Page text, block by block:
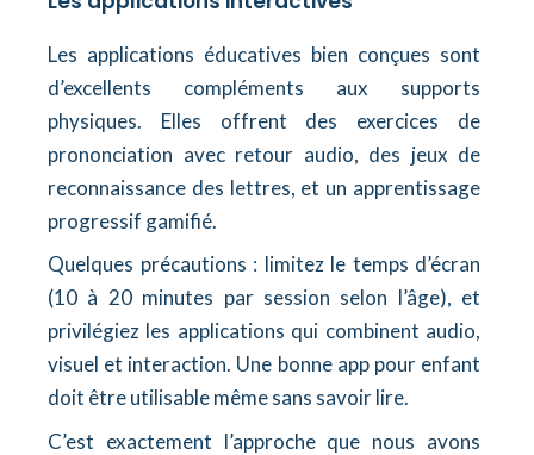
Les applications éducatives bien conçues sont
d’excellents compléments aux supports
physiques. Elles offrent des exercices de
prononciation avec retour audio, des jeux de
reconnaissance des lettres, et un apprentissage
progressif gamifié.
Quelques précautions : limitez le temps d’écran
(10 à 20 minutes par session selon l’âge), et
privilégiez les applications qui combinent audio,
visuel et interaction. Une bonne app pour enfant
doit être utilisable même sans savoir lire.
C’est exactement l’approche que nous avons